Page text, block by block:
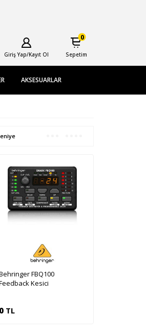
Giriş Yap/Kayıt Ol
0
Sepetim
AKSESUARLAR
FBQ100
Kesici
0 TL